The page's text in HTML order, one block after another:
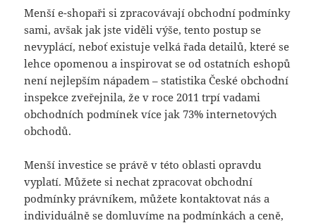
Menší e-shopaři si zpracovávají obchodní podmínky
sami, avšak jak jste viděli výše, tento postup se
nevyplácí, neboť existuje velká řada detailů, které se
lehce opomenou a inspirovat se od ostatních eshopů
není nejlepším nápadem – statistika České obchodní
inspekce zveřejnila, že v roce 2011 trpí vadami
obchodních podmínek více jak 73% internetových
obchodů.
Menší investice se právě v této oblasti opravdu
vyplatí. Můžete si nechat zpracovat obchodní
podmínky právníkem, můžete kontaktovat nás a
individuálně se domluvíme na podmínkách a ceně,